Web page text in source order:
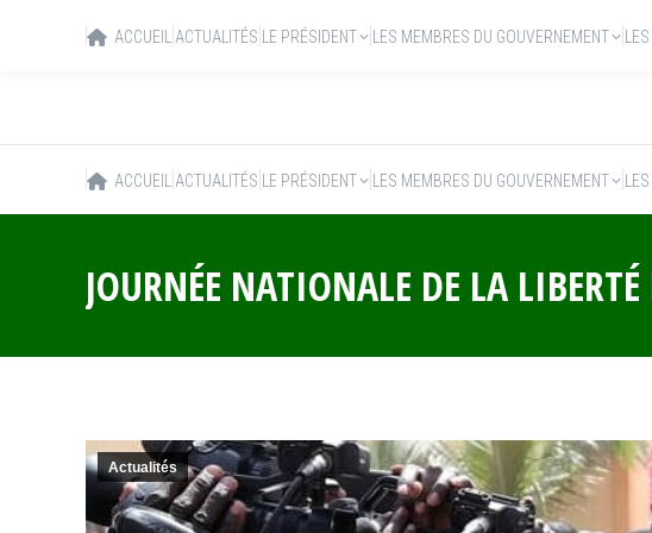
ACCUEIL ACTUALITÉS LE PRÉSIDENT LES MEMBRES DU GOUVERNEMENT
JOURNÉE NATIONALE DE LA LIBERTÉ
Actualités
ACCUEIL ACTUALITÉS LE PRÉSIDENT LES MEMBRES DU GOUVERNEMENT